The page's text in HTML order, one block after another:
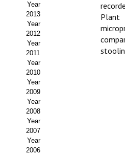
Propuesta Volumen Especial
Sello Calidad FECYT
Premio Prensa Agraria
Buscador de Artículos
JORNADAS AIDA
Presentación Jornadas
Comunicaciones
Year
2013
Year
2012
Year
2011
Year
2010
Year
2009
Year
2008
Year
2007
Year
2006